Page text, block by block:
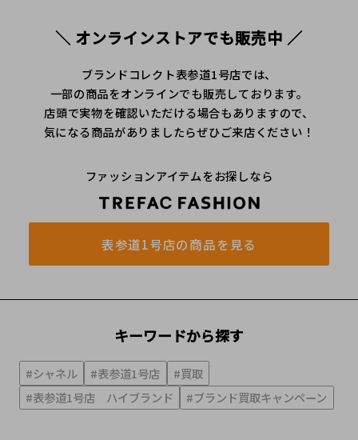
＼ オンラインストアでも販売中 ／
ブランドコレクト表参道1号店では、
一部の商品をオンラインでも販売しております。
店頭で実物を確認いただける場合もありますので、
気になる商品がありましたらぜひご来店ください！
ファッションアイテムをお探しなら
表参道1号店の商品を見る
キーワードから探す
#シャネル #表参道1号店
#買取
#表参道1号店 ハイブランド
#ブランド買取キャンペーン